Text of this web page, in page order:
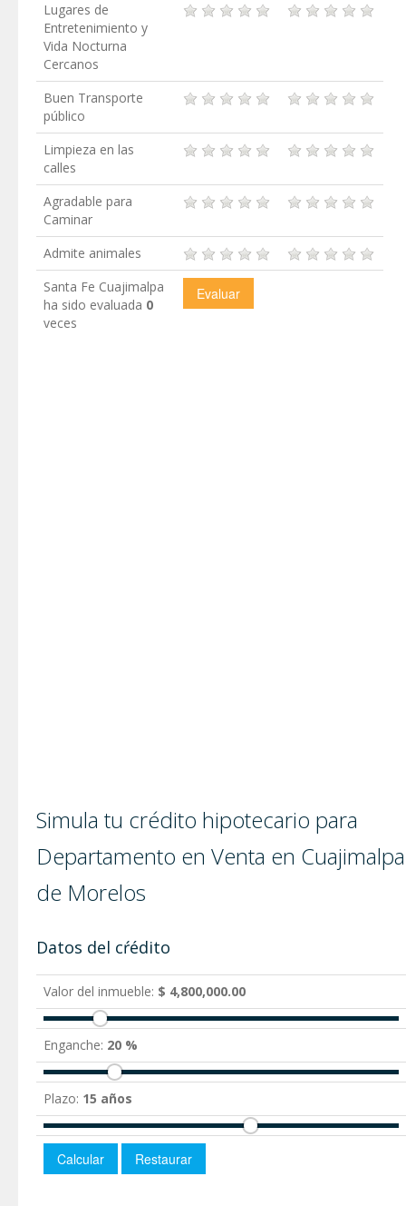
Lugares de
Entretenimiento y
Vida Nocturna
Cercanos
Buen Transporte
público
Limpieza en las
calles
Agradable para
Caminar
Admite animales
Santa Fe Cuajimalpa
ha sido evaluada 0
veces
Simula tu crédito hipotecario para
Departamento en Venta en Cuajimalpa
de Morelos
Datos del cŕédito
Valor del inmueble: $ 4,800,000.00
Enganche: 20 %
Plazo: 15 años